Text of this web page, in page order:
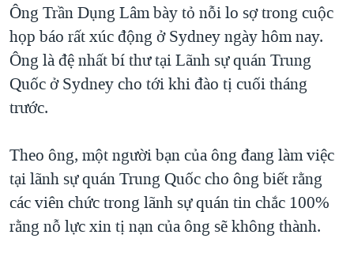
ĐỜI SỐNG
KINH TẾ
KHOA HỌC
SỨC KHOẺ
THỂ THAO
GIÁO DỤC
MỘT NĂM CHIẾN TRANH TẠI DẢI GAZA
GIẢI MÃ VÀNH ĐAI & CON ĐƯỜNG
NGÀY TỊ NẠN THẾ GIỚI
TRỊNH VĨNH BÌNH - NGƯỜI HẠ 'BÊN THẮNG CUỘC'
CHI PHÍ CHIẾN TRANH AFGHANISTAN
CÁC GIÁ TRỊ CỘNG HÒA Ở VIỆT NAM
THƯỢNG ĐỈNH TRUMP-KIM TẠI VIỆT NAM
NGHE
MẠNG XÃ HỘI
Ông Trần Dụng Lâm bày tỏ nỗi lo sợ trong cuộc
họp báo rất xúc động ở Sydney ngày hôm nay.
Ông là đệ nhất bí thư tại Lãnh sự quán Trung
Quốc ở Sydney cho tới khi đào tị cuối tháng
trước.
Theo ông, một người bạn của ông đang làm việc
tại lãnh sự quán Trung Quốc cho ông biết rằng
các viên chức trong lãnh sự quán tin chắc 100%
rằng nỗ lực xin tị nạn của ông sẽ không thành.